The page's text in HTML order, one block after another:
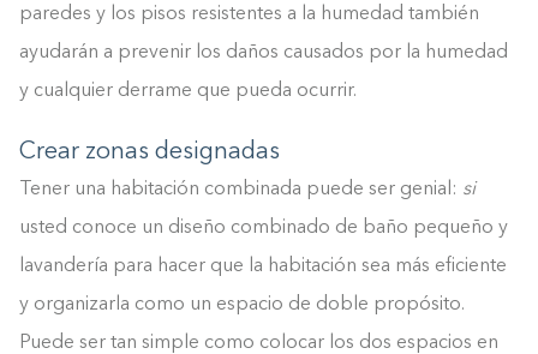
paredes y los pisos resistentes a la humedad también
ayudarán a prevenir los daños causados por la humedad
y cualquier derrame que pueda ocurrir.
Crear zonas designadas
Tener una habitación combinada puede ser genial: si
usted conoce un diseño combinado de baño pequeño y
lavandería para hacer que la habitación sea más eficiente
y organizarla como un espacio de doble propósito.
Puede ser tan simple como colocar los dos espacios en